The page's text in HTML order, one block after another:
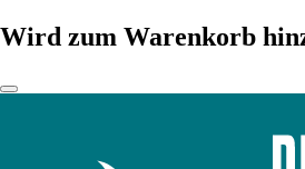
Wird zum Warenkorb